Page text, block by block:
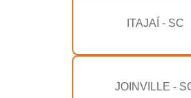
ITAJAÍ - SC
JOINVILLE -